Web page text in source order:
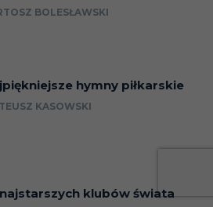
BOLESŁAWSKI
hymny piłkarskie
KASOWSKI
klubów świata